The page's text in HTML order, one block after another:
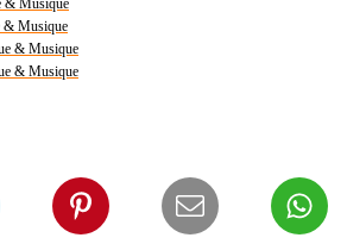
& Musique
& Musique
& Musique
& Musique